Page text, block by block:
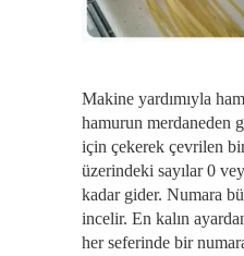
Makine yardımıyla
hamurun merdaneden
için çekerek çevrilen
üzerindeki sayılar 0
kadar gider. Numara
incelir. En kalın
her seferinde bir